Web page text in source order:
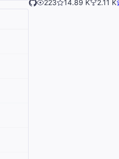
223
14.89 K 2.11 K